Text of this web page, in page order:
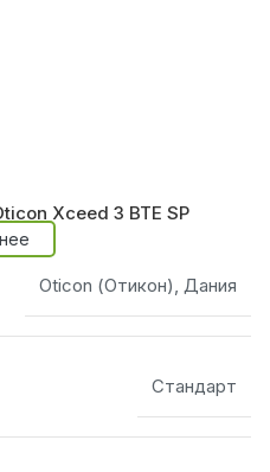
Xceed 3 BTE SP
Oticon (Отикон), Дания
Стандарт